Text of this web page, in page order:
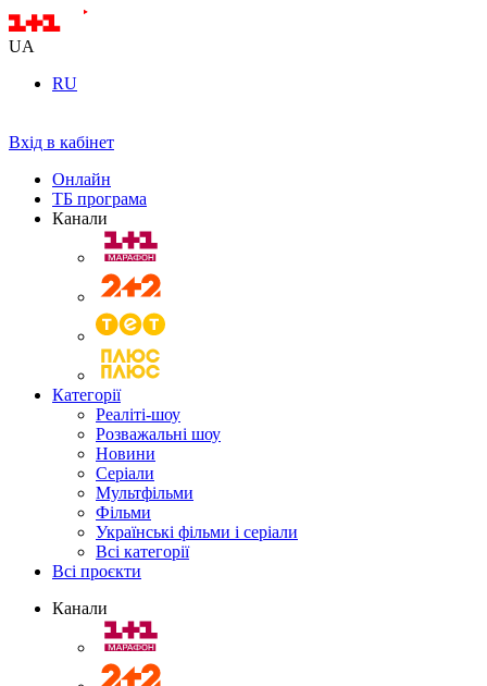
UA
RU
Вхід в кабінет
Онлайн
ТБ програма
Канали
Категорії
Реаліті-шоу
Розважальні шоу
Новини
Серіали
Мультфільми
Фільми
Українські фільми і серіали
Всі категорії
Всі проєкти
Канали